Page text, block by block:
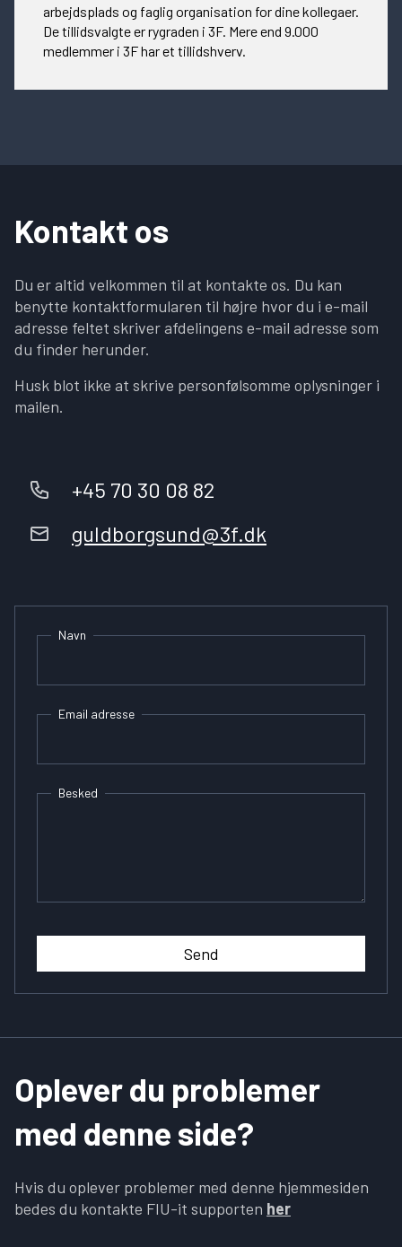
arbejdsplads og faglig organisation for dine kollegaer.
De tillidsvalgte er rygraden i 3F. Mere end 9.000
medlemmer i 3F har et tillidshverv.
Kontakt os
Du er altid velkommen til at kontakte os. Du kan
benytte kontaktformularen til højre hvor du i e-mail
adresse feltet skriver afdelingens e-mail adresse som
du finder herunder.
Husk blot ikke at skrive personfølsomme oplysninger i
mailen.
+45 70 30 08 82
guldborgsund@3f.dk
Navn
Email adresse
Besked
Send
Oplever du problemer
med denne side?
Hvis du oplever problemer med denne hjemmesiden
bedes du kontakte FIU-it supporten her